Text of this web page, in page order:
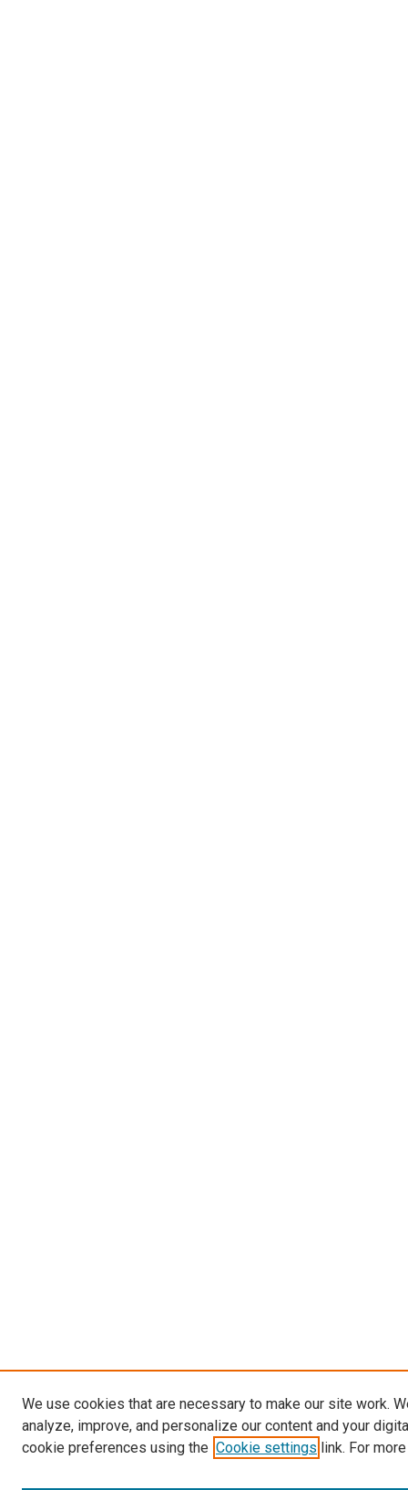
We use cookies that are necessary to make our site work.
analyze, improve, and personalize our content and your
cookie preferences using the Cookie settings link. For